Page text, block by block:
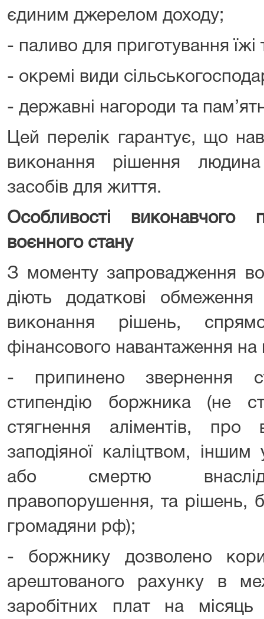
єдиним джерелом доходу;
- паливо для приготування їжі
- окремі види
- державні нагороди та
Цей перелік гарантує, що
виконання рішення
засобів для життя.
Особливості виконавчого
воєнного стану
З моменту запровадження
діють додаткові
виконання рішень,
фінансового навантаження
- припинено звернення
стипендію боржника (не
стягнення аліментів, про
заподіяної каліцтвом,
або смертю
правопорушення, та рішень,
громадяни рф);
- боржнику дозволено
арештованого рахунку в
заробітних плат на